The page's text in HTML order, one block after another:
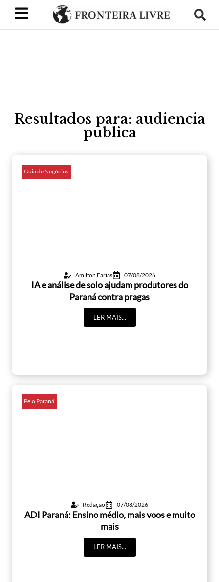
Resultados para: audiencia
publica
Guia de Negócios
Amilton Farias 07/08/2026
IA e análise de solo ajudam produtores do
Paraná contra pragas
LER MAIS...
Pelo Paraná
Redação 07/08/2026
ADI Paraná: Ensino médio, mais voos e muito
mais
LER MAIS...